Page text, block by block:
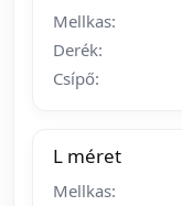
Mellkas:
Derék:
Csípő:
L méret
Mellkas: